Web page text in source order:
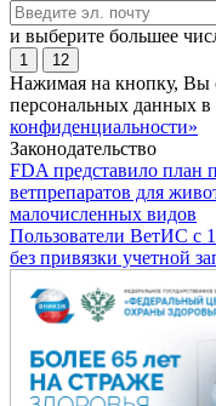
и выберите большее
1 12
Нажимая на кнопку, Вы
персональных данных в
конфиденциальности»
Законодательство
FDA представило план
ветпрепаратов для
малочисленных видов
Пользователи ВетИС с
без привязки учетной